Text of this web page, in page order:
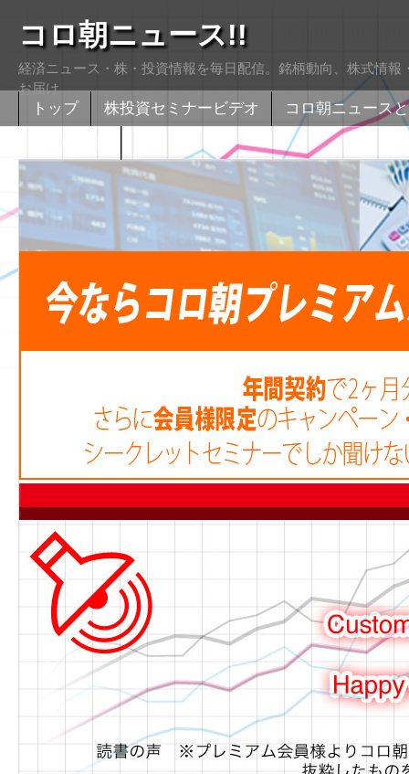
コロ朝ニュース!!
経済ニュース・株・投資情報を毎日配信。銘柄動向、株式情
お届け
トップ 株投資セミナービデオ
コロ朝ニュース